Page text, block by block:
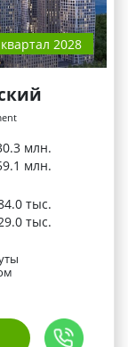
2028
млн.
млн.
тыс.
тыс.